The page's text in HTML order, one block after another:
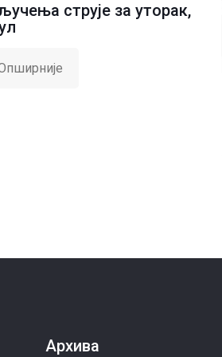
струје за уторак,
Архива